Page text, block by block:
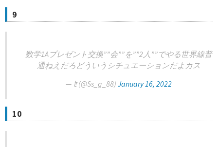
9
数学1Aプレゼント交換””会””を””2人””でやる世界線普
通ねえだろどういうシチュエーションだよカス
— ｾ (@Ss_g_88) January 16, 2022
10